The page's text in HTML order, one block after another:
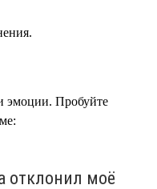
эмоции. Пробуйте
отклонил моё